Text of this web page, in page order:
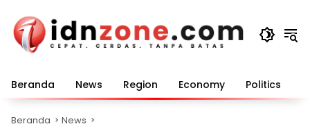
konten
Beranda News Region Economy Politics
Beranda News